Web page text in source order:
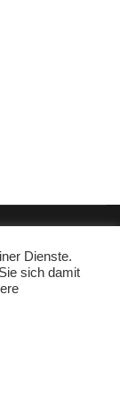
Pipedrive.com,
Wenn Sie
ich eine kleine
Affiliatelinks
Dienste.
sich damit